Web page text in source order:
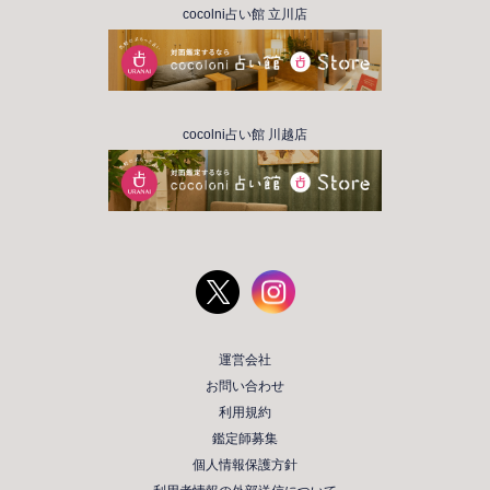
cocolni占い館 立川店
cocolni占い館 川越店
運営会社
お問い合わせ
利用規約
鑑定師募集
個人情報保護方針